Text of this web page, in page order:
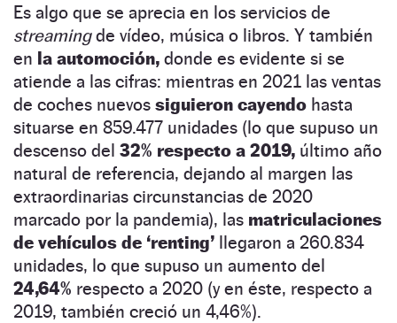
Es algo que se aprecia en los servicios de
streamingde vídeo, música o libros. Y también
en la automoción, donde es evidente si se
atiende a las cifras: mientras en 2021 las ventas
de coches nuevos siguieron cayendo hasta
situarse en 859.477 unidades (lo que supuso un
descenso del 32% respecto a 2019, último año
natural de referencia, dejando al margen las
extraordinarias circunstancias de 2020
marcado por la pandemia), las matriculaciones
de vehículos de ‘renting’ llegaron a 260.834
unidades, lo que supuso un aumento del
24,64% respecto a 2020 (y en éste, respecto a
2019, también creció un 4,46%).